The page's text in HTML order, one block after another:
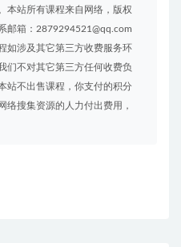
本站所有课程来自网络，版权
邮箱：2879294521@qq.com
如涉及其它第三方收费服务环
们不对其它第三方任何收费负
站不出售课程，你支付的积分
络搜集资源的人力付出费用，